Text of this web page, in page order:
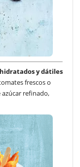
y dátiles
frescos o
refinado,